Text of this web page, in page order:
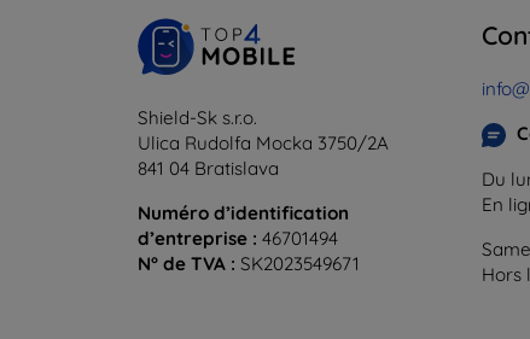
Shield-Sk s.r.o.
Ulica Rudolfa Mocka 3750/2A
841 04 Bratislava
Numéro d’identification
d’entreprise : 46701494
N° de TVA : SK2023549671
Du
En
Hors